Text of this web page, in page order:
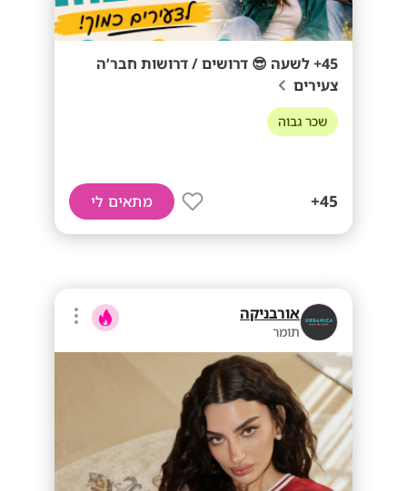
45+ לשעה 😎 דרושים / דרושות חבר’ה
צעירים
שכר גבוה
45+ מתאים לי
אורבניקה
תומר